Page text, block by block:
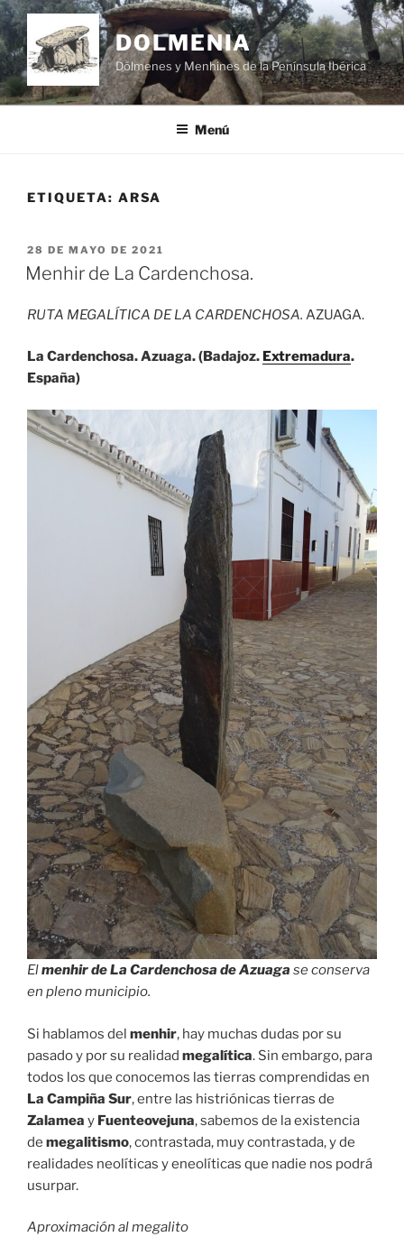
Saltar
al
contenido
DOLMENIA
Dólmenes y Menhines de la Península Ibérica
Menú
ETIQUETA: ARSA
PUBLICADO
EL
28 DE MAYO DE 2021
Menhir de La Cardenchosa.
RUTA MEGALÍTICA DE LA CARDENCHOSA. AZUAGA.
La Cardenchosa. Azuaga. (Badajoz. Extremadura.
España)
Elmenhir de La Cardenchosa de Azuaga se conserva
en pleno municipio.
Si hablamos del menhir, hay muchas dudas por su
pasado y por su realidad megalítica. Sin embargo, para
todos los que conocemos las tierras comprendidas en
La Campiña Sur, entre las histriónicas tierras de
Zalamea y Fuenteovejuna, sabemos de la existencia
de megalitismo, contrastada, muy contrastada, y de
realidades neolíticas y eneolíticas que nadie nos podrá
usurpar.
Aproximación al megalito